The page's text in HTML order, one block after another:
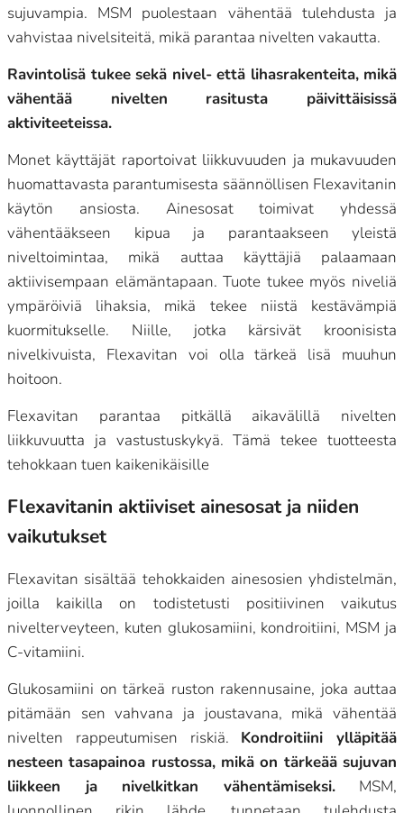
sujuvampia. MSM puolestaan vähentää tulehdusta ja
vahvistaa nivelsiteitä, mikä parantaa nivelten vakautta.
Ravintolisä tukee sekä nivel- että lihasrakenteita, mikä
vähentää nivelten rasitusta päivittäisissä
aktiviteeteissa.
Monet käyttäjät raportoivat liikkuvuuden ja mukavuuden
huomattavasta parantumisesta säännöllisen Flexavitanin
käytön ansiosta. Ainesosat toimivat yhdessä
vähentääkseen kipua ja parantaakseen yleistä
niveltoimintaa, mikä auttaa käyttäjiä palaamaan
aktiivisempaan elämäntapaan. Tuote tukee myös niveliä
ympäröiviä lihaksia, mikä tekee niistä kestävämpiä
kuormitukselle. Niille, jotka kärsivät kroonisista
nivelkivuista, Flexavitan voi olla tärkeä lisä muuhun
hoitoon.
Flexavitan parantaa pitkällä aikavälillä nivelten
liikkuvuutta ja vastustuskykyä. Tämä tekee tuotteesta
tehokkaan tuen kaikenikäisille
Flexavitanin aktiiviset ainesosat ja niiden
vaikutukset
Flexavitan sisältää tehokkaiden ainesosien yhdistelmän,
joilla kaikilla on todistetusti positiivinen vaikutus
nivelterveyteen, kuten glukosamiini, kondroitiini, MSM ja
C-vitamiini.
Glukosamiini on tärkeä ruston rakennusaine, joka auttaa
pitämään sen vahvana ja joustavana, mikä vähentää
nivelten rappeutumisen riskiä. Kondroitiini ylläpitää
nesteen tasapainoa rustossa, mikä on tärkeää sujuvan
liikkeen ja nivelkitkan vähentämiseksi.MSM,